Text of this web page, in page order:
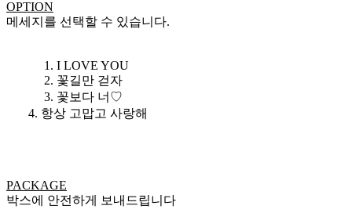
OPTION
메세지를 선택할 수 있습니다.
1. I LOVE YOU
2. 꽃길만 걷자
3. 꽃보다 너♡
4. 항상 고맙고 사랑해
PACKAGE
박스에 안전하게 보내드립니다